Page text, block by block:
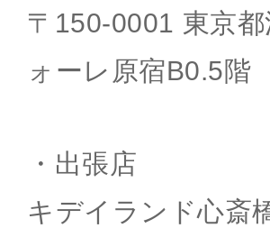
〒150-0001 東京
ォーレ原宿B0.5階
・出張店
キデイランド心斎